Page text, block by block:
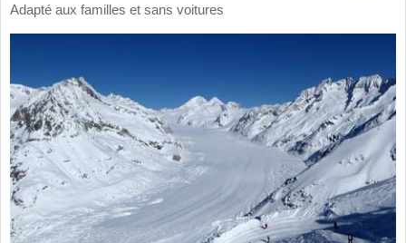
Adapté aux familles et sans voitures